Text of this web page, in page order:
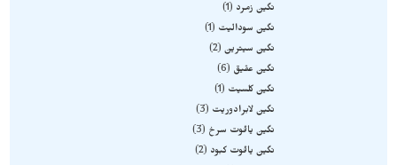
نگین زمرد
1
نگین سودالیت
1
نگین سیترین 2
نگین عقیق
6
نگین کلسیت
1
نگین لابرادوریت
3
نگین یاقوت سرخ
3
نگین یاقوت کبود
2